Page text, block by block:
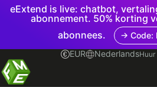
eExtend is live: chatbot,
abonnement. 50% korting
abonnees.
→ Code:
EUR
Nederlands